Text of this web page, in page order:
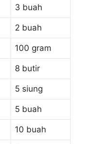
3 buah
2 buah
100 gram
8 butir
5 siung
5 buah
10 buah